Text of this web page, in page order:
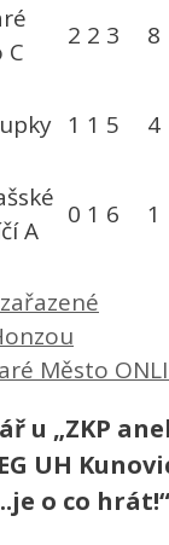
C
2 2 3 8
1 1 5 4
A
0 1 6 1
Město
u „ZKP
UH
o co hrát!“